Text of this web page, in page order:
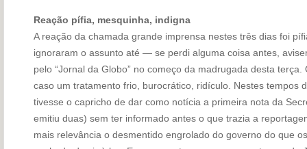
Reação pífia, mesquinha, indigna
A reação da chamada grande imprensa nestes três dias foi
ignoraram o assunto até — se perdi alguma coisa antes,
pelo “Jornal da Globo” no começo da madrugada desta
caso um tratamento frio, burocrático, ridículo. Nestes tempos
tivesse o capricho de dar como notícia a primeira nota da
emitiu duas) sem ter informado antes o que trazia a
mais relevância o desmentido engrolado do governo do que